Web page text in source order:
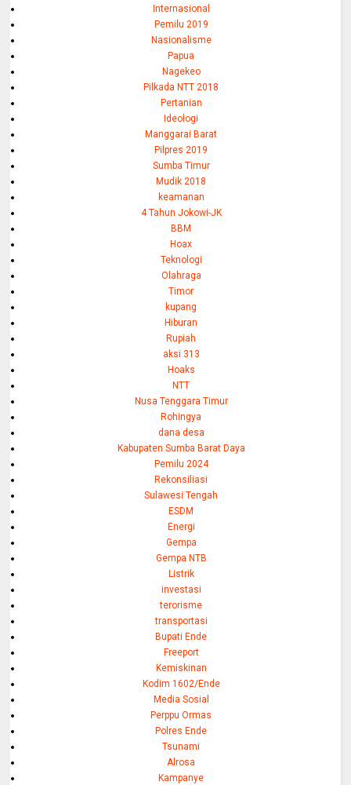
Internasional
Pemilu 2019
Nasionalisme
Papua
Nagekeo
Pilkada NTT 2018
Pertanian
Ideologi
Manggarai Barat
Pilpres 2019
Sumba Timur
Mudik 2018
keamanan
4 Tahun Jokowi-JK
BBM
Hoax
Teknologi
Olahraga
Timor
kupang
Hiburan
Rupiah
aksi 313
Hoaks
NTT
Nusa Tenggara Timur
Rohingya
dana desa
Kabupaten Sumba Barat Daya
Pemilu 2024
Rekonsiliasi
Sulawesi Tengah
ESDM
Energi
Gempa
Gempa NTB
Listrik
investasi
terorisme
transportasi
Bupati Ende
Freeport
Kemiskinan
Kodim 1602/Ende
Media Sosial
Perppu Ormas
Polres Ende
Tsunami
Alrosa
Kampanye